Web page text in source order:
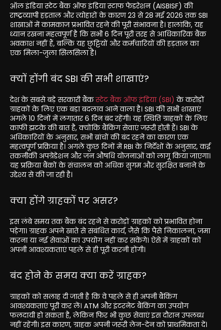
ऑल इंडिया स्टेट बैंक ऑफ इंडिया स्टाफ फेडरेशन (AISBISF) की
राष्ट्रव्यापी हड़ताल और त्योहारों के कारण 23 से 28 मई 2026 तक SBI
शाखाओं में कामकाज प्रभावित रहने की पूरी संभावना है। हालांकि, यह
ध्यान रखना महत्वपूर्ण है कि सभी 6 दिन पूरी तरह से आधिकारिक बैंक
अवकाश नहीं हैं, बल्कि यह छुट्टियों और कर्मचारियों की हड़ताल का
एक मिला-जुला सिलसिला है।
क्यों होंगी बंद SBI की सभी शाखाएं?
देश के सबसे बड़े सरकारी बैंकस्टेट बैंक ऑफ इंडिया (SBI) के करोड़ों
ग्राहकों के लिए एक बड़ा बदलाव आने वाला है। SBI की सभी शाखाएं
अगले 10 दिनों में लगातार 6 दिन बंद रहेंगी। यह स्थिति ग्राहकों के लिए
काफी झटके की बात है, क्योंकि बैंकिंग सेवाएं जरूरी होती हैं। SBI के
अधिकारियों के अनुसार, सभी ब्रांचों की बंद रहने का कारण एक
महत्वपूर्ण प्रक्रिया है। अगले कुछ दिनों में RBI के निर्देशों के अनुसार, कई
तकनीकी अपग्रेडेशन और जन औषधि योजनाओं को लागू किया जाएगा।
यह प्रक्रिया बैंकों के संचालन को अधिक सुगम और सुरक्षित बनाने के
उद्देश्य से की जा रही है।
क्या होंगे ग्राहकों पर असर?
इस लंबे समय तक बैंक बंद रहने से करोड़ों ग्राहकों को प्रभावित होना
पड़ेगा। ग्राहक अपने खाते से संबंधित कार्य, जैसे कि पैसे निकालना, जमा
करना या नई सेवाओं का उपयोग नहीं कर सकेंगे। ऐसे में ग्राहकों को
अपनी आवश्यकताएं पहले से ही पूरी करनी होंगी।
बंद होने के समय क्या करें ग्राहक?
ग्राहकों को सलाह दी जाती है कि वे पहले से ही अपनी बैंकिंग
आवश्यकताएं पूरी कर लें। ATM और इंटरनेट बैंकिंग का उपयोग
फलदायी हो सकता है, लेकिन फिर भी कुछ सेवाएं इस दौरान उपलब्ध
नहीं रहेंगी। इस कारण, ग्राहक अपनी जरूरी लेन-देन को प्राथमिकता दें।